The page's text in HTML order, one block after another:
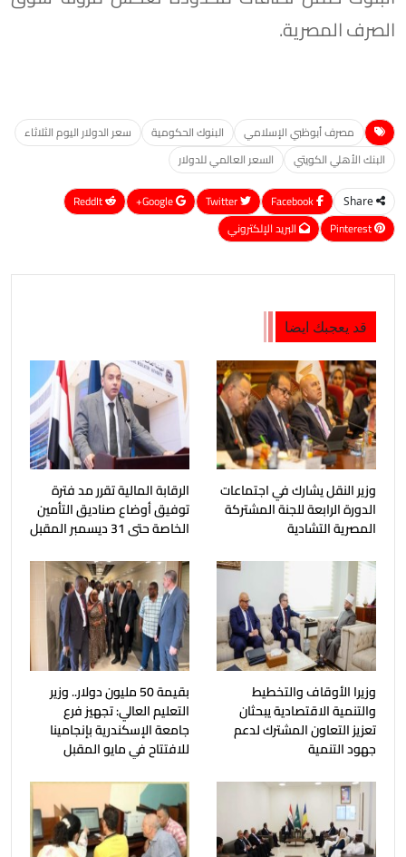
الصرف المصرية.
مصرف أبوظبي الإسلامي البنوك الحكومية
سعر الدولار اليوم الثلاثاء
البنك الأهلي الكويتي
السعر العالمي للدولار
Share
Google+
ReddIt
Pinterest
البريد الإلكتروني
قد يعجبك ايضا
وزير النقل يشارك في اجتماعات
الدورة الرابعة للجنة المشتركة
المصرية التشادية
الرقابة المالية تقرر مد فترة
توفيق أوضاع صناديق التأمين
الخاصة حتى 31 ديسمبر المقبل
وزيرا الأوقاف والتخطيط
والتنمية الاقتصادية يبحثان
تعزيز التعاون المشترك لدعم
جهود التنمية
بقيمة 50 مليون دولار.. وزير
التعليم العالي: تجهيز فرع
جامعة الإسكندرية بإنجامينا
للافتتاح في مايو المقبل